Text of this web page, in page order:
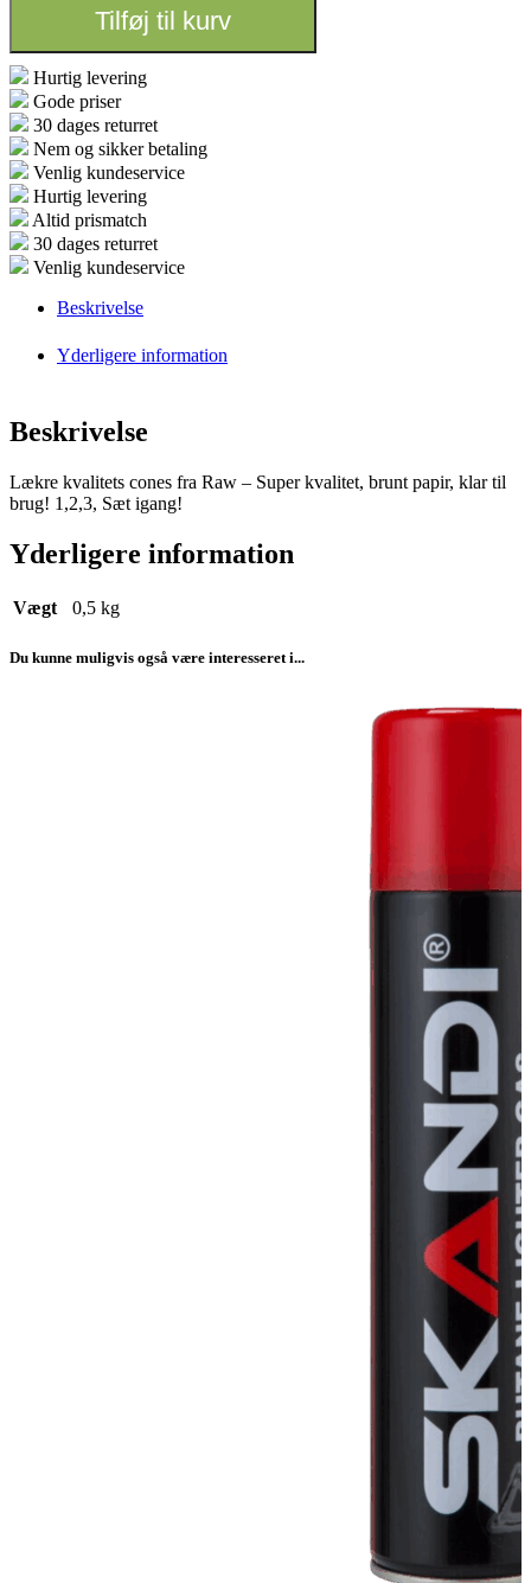
800
Stk
antal
Tilføj til kurv
Hurtig levering
Gode priser
30 dages returret
Nem og sikker betaling
Venlig kundeservice
Hurtig levering
Altid prismatch
30 dages returret
Venlig kundeservice
Beskrivelse
Yderligere information
Beskrivelse
Lækre kvalitets cones fra Raw – Super kvalitet, brunt papir, klar til
brug! 1,2,3, Sæt igang!
Yderligere information
Vægt 0,5 kg
Du kunne muligvis også være interesseret i...